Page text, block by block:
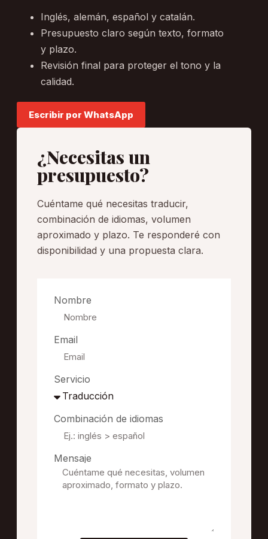
Inglés, alemán, español y catalán.
Presupuesto claro según texto, formato
y plazo.
Revisión final para proteger el tono y la
calidad.
Escribir por WhatsApp
¿Necesitas un
presupuesto?
Cuéntame qué necesitas traducir,
combinación de idiomas, volumen
aproximado y plazo. Te responderé con
disponibilidad y una propuesta clara.
Nombre
Email
Servicio
Combinación de idiomas
Mensaje